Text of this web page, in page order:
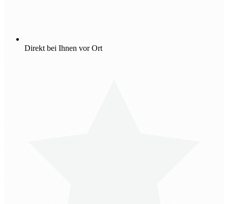
Direkt bei Ihnen vor Ort